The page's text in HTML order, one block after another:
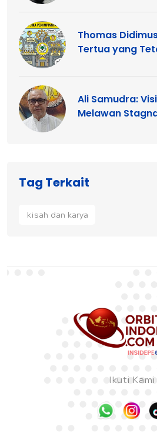
Thomas
Tertua yang
Ali Samudra:
Melawan
Tag Terkait
kisah dan karya
Ikuti Kami